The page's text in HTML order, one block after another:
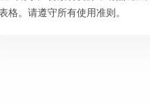
格。请遵守所有使用准则。